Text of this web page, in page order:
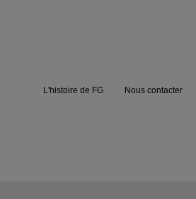
L'histoire de FG Nous contacter